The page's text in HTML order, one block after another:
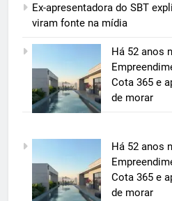
Ex-apresentadora do SBT
viram fonte na mídia
Há 52 anos
Cota 365 e
de morar
Há 52 anos
Cota 365 e
de morar
5
BIM
e mostra
custos,
ECONOMIA &